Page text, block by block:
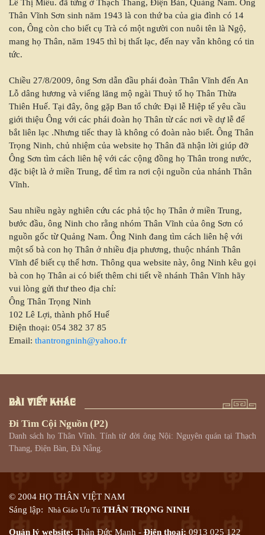
Lê Thị Miều. đã từng ở Thạch Thang, Điện Bàn, Quảng Nam. Ông
Thân Vĩnh Sơn sinh năm 1943 là con thứ ba của gia đình có 14
con, Ông còn cho biết cụ Trà có một người con nuôi tên là Ngộ,
mang họ Thân, năm 1945 thì bị thất lạc, đến nay vẫn không có tin
tức.
Chiều 27/8/2009, ông Sơn dẫn đầu phái đoàn Thân Vĩnh đến An
Lỗ dâng hương và viếng lăng mộ ngài Thuỷ tổ họ Thân Thừa
Thiên Huế. Tại đây, ông gặp Ban tổ chức Đại lễ Hiệp tế yêu cầu
giới thiệu Ông với các phái đoàn họ Thân từ các nơi về dự lễ để
bắt liên lạc .Nhưng tiếc thay là không có đoàn nào biết. Ông Thân
Trọng Ninh, chủ nhiệm của website họ Thân đã nhận lời giúp đỡ
Ông Sơn tìm cách liên hệ với các cộng đồng họ Thân trong nước,
đặc biệt là ở miền Trung, để tìm ra nơi cội nguồn của nhánh Thân
Vĩnh.
Sau nhiều ngày nghiên cứu các phả tộc họ Thân ở miền Trung,
bước đầu, ông Ninh cho rằng nhóm Thân Vĩnh của ông Sơn có
nguồn gốc từ Quảng Nam. Ông Ninh đang tìm cách liên hệ với
một số bà con họ Thân ở nhiều địa phương, thuộc nhánh Thân
Vĩnh để biết cụ thể hơn. Thông qua website này, ông Ninh kêu gọi
bà con họ Thân ai có biết thêm chi tiết về nhánh Thân Vĩnh hãy
vui lòng gửi thư theo địa chỉ:
Ông Thân Trọng Ninh
102 Lê Lợi, thành phố Huế
Điện thoại: 054 382 37 85
Email: thantrongninh@yahoo.fr
BÀI VIẾT KHÁC
Đi Tìm Cội Nguồn (p2)
Danh sách họ Thân Vĩnh. Tính từ đời ông Nội: Nguyên quán tại Thạch
Thang, Điện Bàn, Đà Nẵng.
© 2004 HỌ THÂN VIỆT NAM
Sáng lập:
Nhà Giáo Ưu Tú THÂN TRỌNG NINH
Quản lý website: Thân Đức Mạnh - Điện thoại: 0913 025 122